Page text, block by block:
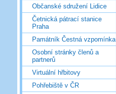
Občanské sdružení Lidice
Četnická pátrací stanice
Praha
Památník Čestná vzpomínka
Osobní stránky členů a
partnerů
Virtuální hřbitovy
Pohřebiště v ČR